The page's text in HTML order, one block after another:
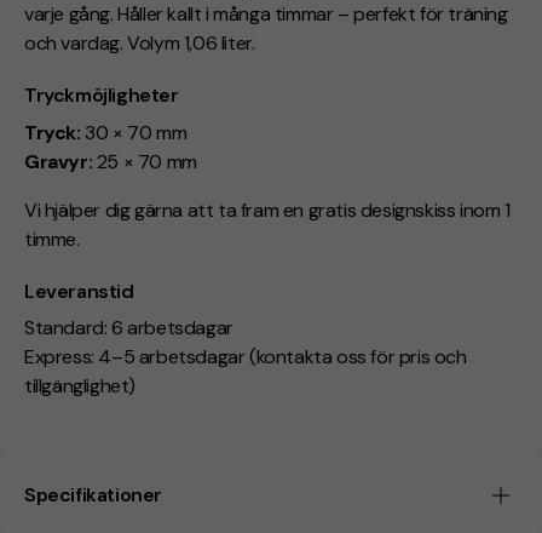
varje gång. Håller kallt i många timmar – perfekt för träning
och vardag. Volym 1,06 liter.
Tryckmöjligheter
Tryck: 30 × 70 mm
Gravyr:25 × 70 mm
Vi hjälper dig gärna att ta fram en gratis designskiss inom 1
timme.
Leveranstid
Standard: 6 arbetsdagar
Express: 4–5 arbetsdagar (kontakta oss för pris och
tillgänglighet)
Specifikationer